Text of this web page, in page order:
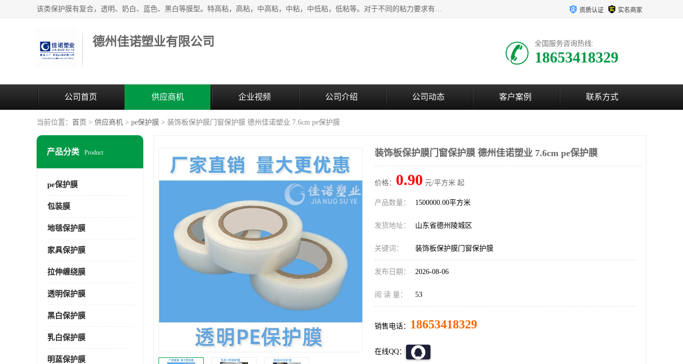
该类保护膜有复合，透明、奶白、蓝色、黑白等膜型。特高粘，高粘，中高粘，中粘，中低粘，低粘等。对于不同的粘力要求有相应的产品相适配。无胶渍残留污染。在较宽的收卷幅度下平整无皱纹，收卷长度大，利于机械化及自动化施工粘贴。为您的产品提供的表面保护解决方案。 产品广泛适用于：铝材、不锈钢、金属、塑料、电子、家电、家具、玻璃、化工材料、装饰材料等。 资质认证 实名商家
德州佳诺塑业有限公司 全国服务咨询热线:
18653418329
公司首页 供应商机 企业视频 公司介绍 公司动态 客户案例 联系方式
当前位置： 首页 > 供应商机 > pe保护膜 > 装饰板保护膜门窗保护膜 德州佳诺塑业 7.6cm pe保护膜
产品分类 Product
pe保护膜
包装膜
地毯保护膜
家具保护膜
拉伸缠绕膜
透明保护膜
黑白保护膜
乳白保护膜
明蓝保护膜
装饰板保护膜门窗保护膜 德州佳诺塑业 7.6cm pe保护膜
价格： 0.90 元/平方米 起
产品数量： 1500000.00平方米
发货地址： 山东省德州陵城区
关键词： 装饰板保护膜门窗保护膜
发布日期： 2026-08-06
阅 读 量： 53
销售电话： 18653418329
在线QQ：